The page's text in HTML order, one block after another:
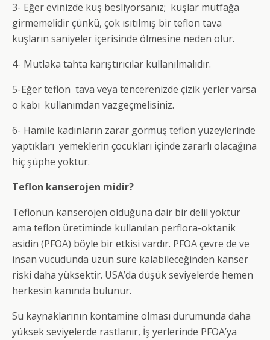
3- Eğer evinizde kuş besliyorsanız; kuşlar mutfağa
girmemelidir çünkü, çok ısıtılmış bir teflon tava
kuşların saniyeler içerisinde ölmesine neden olur.
4- Mutlaka tahta karıştırıcılar kullanılmalıdır.
5-Eğer teflon tava veya tencerenizde çizik yerler varsa
o kabı kullanımdan vazgeçmelisiniz.
6- Hamile kadınların zarar görmüş teflon yüzeylerinde
yaptıkları yemeklerin çocukları içinde zararlı olacağına
hiç şüphe yoktur.
Teflon kanserojen midir?
Teflonun kanserojen olduğuna dair bir delil yoktur
ama teflon üretiminde kullanılan perflora-oktanik
asidin (PFOA) böyle bir etkisi vardır. PFOA çevre de ve
insan vücudunda uzun süre kalabileceğinden kanser
riski daha yüksektir. USA’da düşük seviyelerde hemen
herkesin kanında bulunur.
Su kaynaklarının kontamine olması durumunda daha
yüksek seviyelerde rastlanır, İş yerlerinde PFOA’ya